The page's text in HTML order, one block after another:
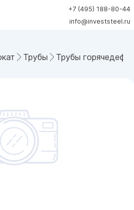
+7 (495) 188-80-44
info@investsteel.ru
Трубы Трубы